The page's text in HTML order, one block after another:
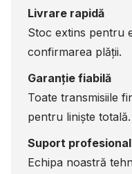
Livrare rapidă
Stoc extins pentru
confirmarea plății.
Garanție fiabilă
Toate transmisiile
pentru liniște totală.
Suport profesional
Echipa noastră